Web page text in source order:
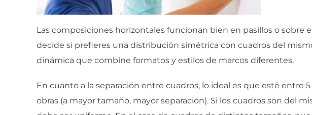
Las composiciones horizontales funcionan bien en pasillos o sobre
decide si prefieres una distribución simétrica con cuadros del
dinámica que combine formatos y estilos de marcos diferentes.
En cuanto a la separación entre cuadros, lo ideal es que esté entre
obras (a mayor tamaño, mayor separación). Si los cuadros son del